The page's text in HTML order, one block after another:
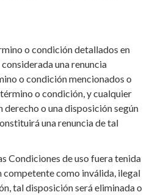
o condición detallados en
una renuncia
o condición mencionados o
o condición, y cualquier
derecho o una disposición según
una renuncia de tal
Condiciones de uso fuera tenida
como inválida, ilegal
tal disposición será eliminada o